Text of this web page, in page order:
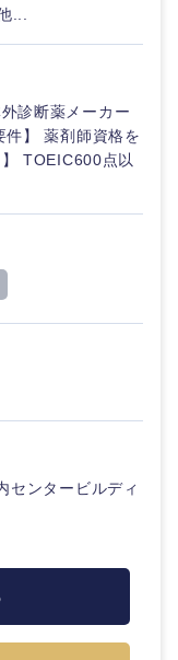
...
診断薬メーカー
】 薬剤師資格を
TOEIC600点以
センタービルディ